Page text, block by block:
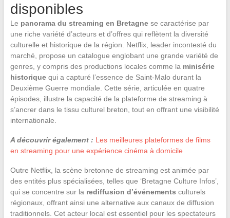
disponibles
Le panorama du streaming en Bretagnese caractérise par
une riche variété d’acteurs et d’offres qui reflètent la diversité
culturelle et historique de la région. Netflix, leader incontesté du
marché, propose un catalogue englobant une grande variété de
genres, y compris des productions locales comme la minisérie
historiquequi a capturé l’essence de Saint-Malo durant la
Deuxième Guerre mondiale. Cette série, articulée en quatre
épisodes, illustre la capacité de la plateforme de streaming à
s’ancrer dans le tissu culturel breton, tout en offrant une visibilité
internationale.
A découvrir également : Les meilleures plateformes de films
en streaming pour une expérience cinéma à domicile
Outre Netflix, la scène bretonne de streaming est animée par
des entités plus spécialisées, telles que ‘Bretagne Culture Infos’,
qui se concentre sur la rediffusion d’événements culturels
régionaux, offrant ainsi une alternative aux canaux de diffusion
traditionnels. Cet acteur local est essentiel pour les spectateurs